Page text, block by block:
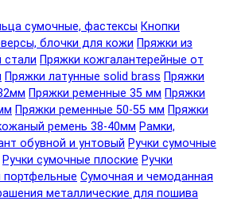
сумочные, фастексы Кнопки
блочки для кожи Пряжки из
Пряжки кожгалантерейные от
Пряжки латунные solid brass Пряжки
Пряжки ременные 35 мм Пряжки
Пряжки ременные 50-55 мм Пряжки
ремень 38-40мм Рамки,
обувной и унтовый Ручки сумочные
Ручки сумочные плоские Ручки
Сумочная и чемоданная
металлические для пошива